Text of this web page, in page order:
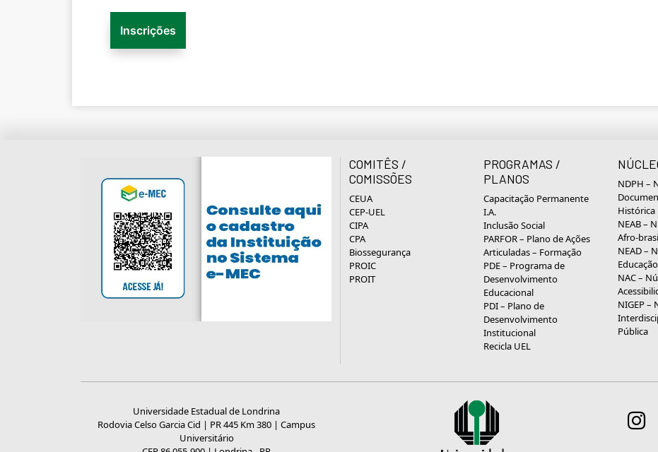
Inscrições
COMITÊS /
COMISSÕES
CEUA
CEP-UEL
CIPA
CPA
Biossegurança
PROIC
PROIT
PROGRAMAS /
PLANOS
Capacitação Permanente
I.A.
Inclusão Social
PARFOR – Plano de Ações
Articuladas – Formação
PDE – Programa de
Desenvolvimento
Educacional
PDI – Plano de
Desenvolvimento
Institucional
Recicla UEL
NDPH –
Histórica
NEAB –
Afro-
NEAD –
NAC –
NIGEP –
Pública
Universidade Estadual de Londrina
Rodovia Celso Garcia Cid | PR 445 Km 380 | Campus
Universitário